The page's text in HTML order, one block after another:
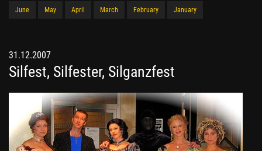
June May April March February January
31.12.2007
Silfest, Silfester, Silganzfest